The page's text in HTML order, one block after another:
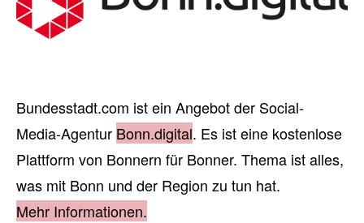
Bundesstadt.com ist ein Angebot der Social-
Media-Agentur Bonn.digital. Es ist eine kostenlose
Plattform von Bonnern für Bonner. Thema ist alles,
was mit Bonn und der Region zu tun hat.
Mehr Informationen.